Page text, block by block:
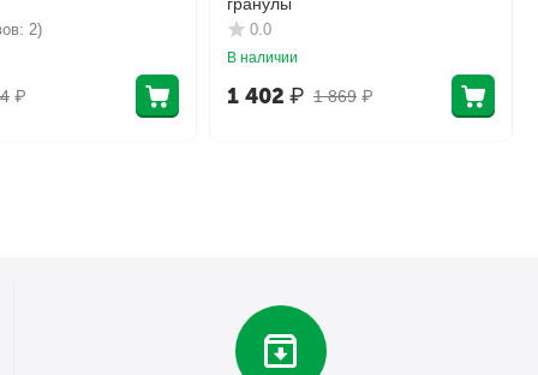
2)
₽
0.0
В наличии
1 869 ₽
1 402 ₽